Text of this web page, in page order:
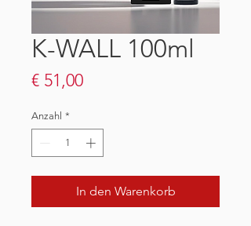
K-WALL 100ml
€ 51,00Preis
Anzahl *
In den Warenkorb